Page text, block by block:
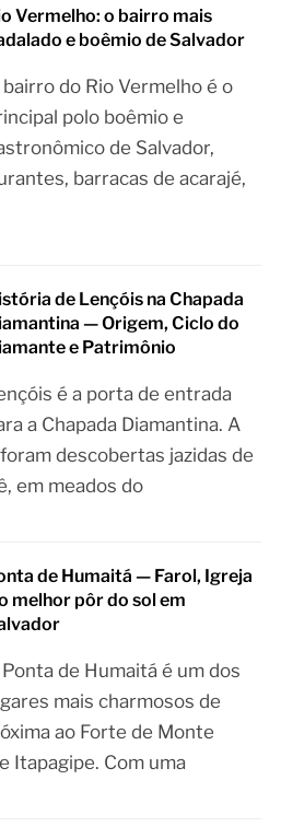
Vermelho: o bairro mais
e boêmio de Salvador
bairro do Rio Vermelho é o
polo boêmio e
de Salvador,
barracas de acarajé,
de Lençóis na Chapada
— Origem, Ciclo do
e Patrimônio
é a porta de entrada
a Chapada Diamantina. A
descobertas jazidas de
em meados do
de Humaitá — Farol, Igreja
melhor pôr do sol em
Ponta de Humaitá é um dos
mais charmosos de
ao Forte de Monte
Itapagipe. Com uma